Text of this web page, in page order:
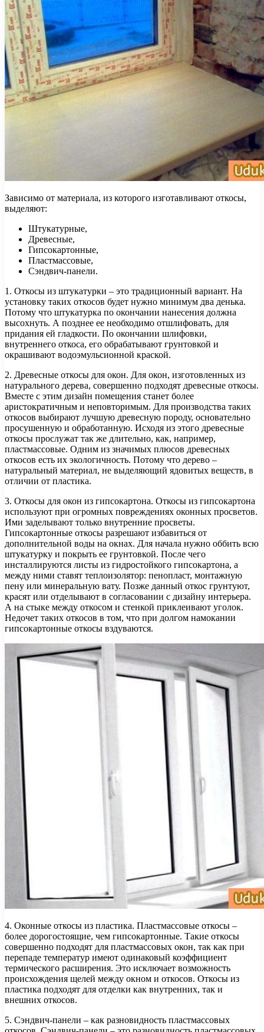
Зависимо от материала, из которого изготавливают откосы,
выделяют:
Штукатурные,
Древесные,
Гипсокартонные,
Пластмассовые,
Сэндвич-панели.
1. Откосы из штукатурки – это традиционный вариант. На
установку таких откосов будет нужно минимум два денька.
Потому что штукатурка по окончании нанесения должна
высохнуть. А позднее ее необходимо отшлифовать, для
придания ей гладкости. По окончании шлифовки,
внутреннего откоса, его обрабатывают грунтовкой и
окрашивают водоэмульсионной краской.
2. Древесные откосы для окон. Для окон, изготовленных из
натурального дерева, совершенно подходят древесные откосы.
Вместе с этим дизайн помещения станет более
аристократичным и неповторимым. Для производства таких
откосов выбирают лучшую древесную породу, основательно
просушенную и обработанную. Исходя из этого древесные
откосы прослужат так же длительно, как, например,
пластмассовые. Одним из значимых плюсов древесных
откосов есть их экологичность. Потому что дерево –
натуральный материал, не выделяющий ядовитых веществ, в
отличии от пластика.
3. Откосы для окон из гипсокартона. Откосы из гипсокартона
используют при огромных повреждениях оконных просветов.
Ими заделывают только внутренние просветы.
Гипсокартонные откосы разрешают избавиться от
дополнительной воды на окнах. Для начала нужно оббить всю
штукатурку и покрыть ее грунтовкой. После чего
инсталлируются листы из гидростойкого гипсокартона, а
между ними ставят теплоизолятор: пенопласт, монтажную
пену или минеральную вату. Позже данный откос грунтуют,
красят или отделывают в согласовании с дизайну интерьера.
А на стыке между откосом и стенкой приклеивают уголок.
Недочет таких откосов в том, что при долгом намокании
гипсокартонные откосы вздуваются.
4. Оконные откосы из пластика. Пластмассовые откосы –
более дорогостоящие, чем гипсокартонные. Такие откосы
совершенно подходят для пластмассовых окон, так как при
перепаде температур имеют одинаковый коэффициент
термического расширения. Это исключает возможность
происхождения щелей между окном и откосов. Откосы из
пластика подходят для отделки как внутренних, так и
внешних откосов.
5. Сэндвич-панели – как разновидность пластмассовых